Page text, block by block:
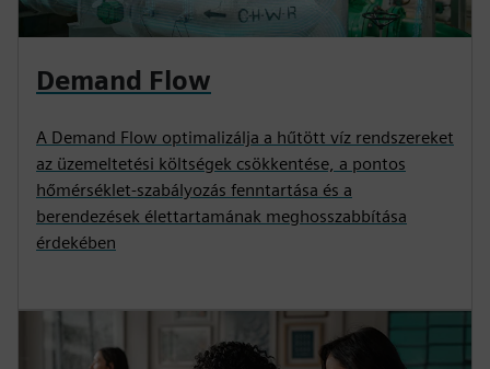
Demand Flow
A Demand Flow optimalizálja a hűtött víz rendszereket
az üzemeltetési költségek csökkentése, a pontos
hőmérséklet-szabályozás fenntartása és a
berendezések élettartamának meghosszabbítása
érdekében